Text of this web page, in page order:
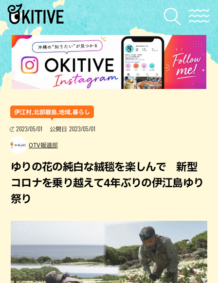
伊江村,北部離島,地域,暮らし
2023/05/01 公開日 2023/05/01
OTV報道部
ゆりの花の純白な絨毯を楽しんで 新型
コロナを乗り越えて4年ぶりの伊江島ゆり
祭り